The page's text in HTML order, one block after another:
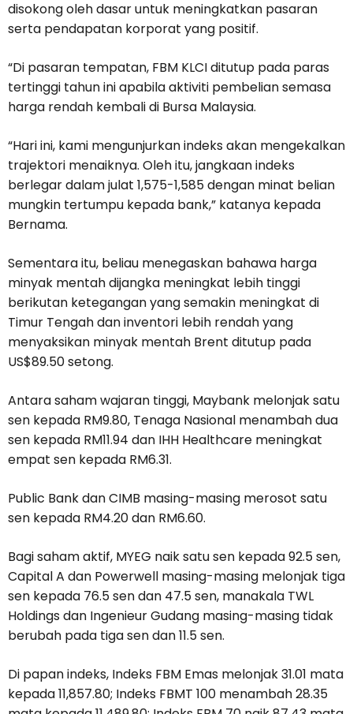
disokong oleh dasar untuk meningkatkan pasaran
serta pendapatan korporat yang positif.
“Di pasaran tempatan, FBM KLCI ditutup pada paras
tertinggi tahun ini apabila aktiviti pembelian semasa
harga rendah kembali di Bursa Malaysia.
“Hari ini, kami mengunjurkan indeks akan mengekalkan
trajektori menaiknya. Oleh itu, jangkaan indeks
berlegar dalam julat 1,575-1,585 dengan minat belian
mungkin tertumpu kepada bank,” katanya kepada
Bernama.
Sementara itu, beliau menegaskan bahawa harga
minyak mentah dijangka meningkat lebih tinggi
berikutan ketegangan yang semakin meningkat di
Timur Tengah dan inventori lebih rendah yang
menyaksikan minyak mentah Brent ditutup pada
US$89.50 setong.
Antara saham wajaran tinggi, Maybank melonjak satu
sen kepada RM9.80, Tenaga Nasional menambah dua
sen kepada RM11.94 dan IHH Healthcare meningkat
empat sen kepada RM6.31.
Public Bank dan CIMB masing-masing merosot satu
sen kepada RM4.20 dan RM6.60.
Bagi saham aktif, MYEG naik satu sen kepada 92.5 sen,
Capital A dan Powerwell masing-masing melonjak tiga
sen kepada 76.5 sen dan 47.5 sen, manakala TWL
Holdings dan Ingenieur Gudang masing-masing tidak
berubah pada tiga sen dan 11.5 sen.
Di papan indeks, Indeks FBM Emas melonjak 31.01 mata
kepada 11,857.80; Indeks FBMT 100 menambah 28.35